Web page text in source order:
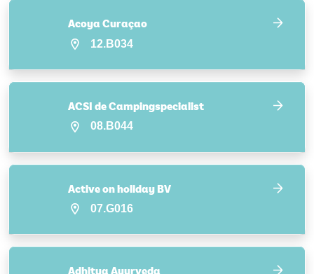
Acoya Curaçao
12.B034
ACSI de Campingspecialist
08.B044
Active on holiday BV
07.G016